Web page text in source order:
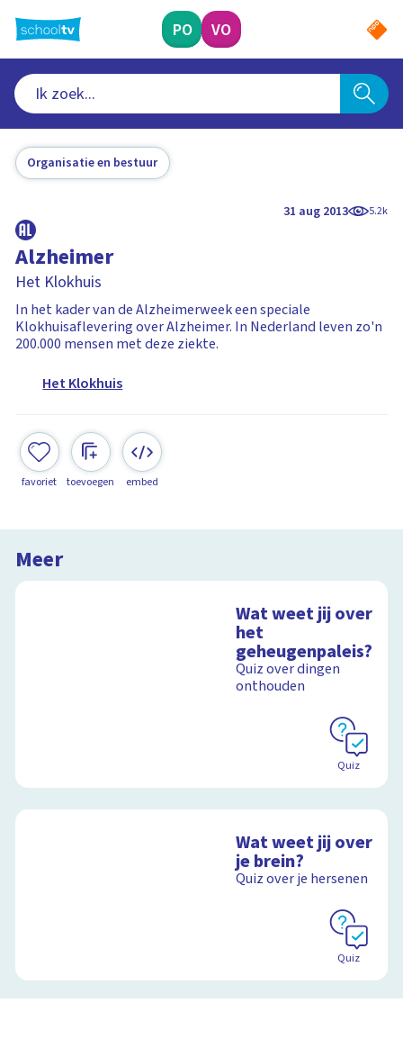
naar
hoofdinhoud
PO VO
Organisatie en bestuur
31 aug 2013 5.2k
Alzheimer
Het Klokhuis
In het kader van de Alzheimerweek een speciale
Klokhuisaflevering over Alzheimer. In Nederland leven zo'n
200.000 mensen met deze ziekte.
Het Klokhuis
favoriet toevoegen embed
Meer
Wat weet jij over
het
geheugenpaleis?
Quiz over dingen
onthouden
Quiz
Wat weet jij over
je brein?
Quiz over je hersenen
Quiz